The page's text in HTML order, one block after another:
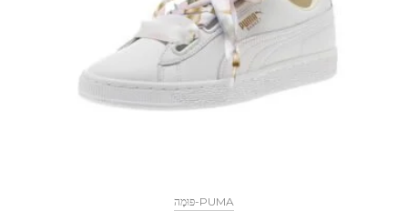
PUMA-פּוּמָה